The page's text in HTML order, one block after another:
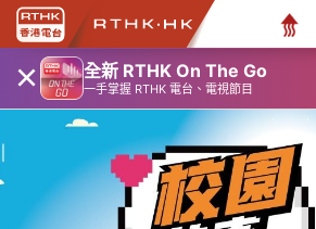
× 全新 RTHK On The Go
一手掌握 RTHK 電台、電視節目